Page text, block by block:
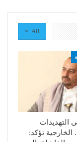
All
التهديدات
الخارجية تؤكد: